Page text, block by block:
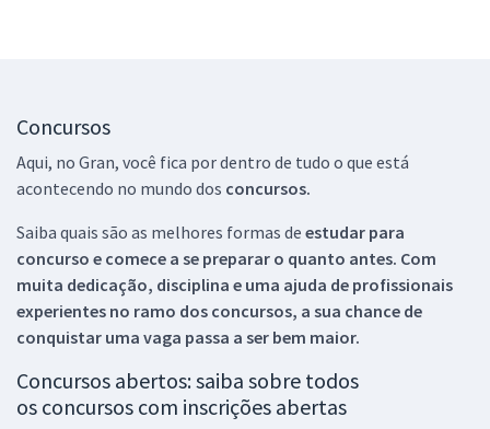
Concursos
Aqui, no Gran, você fica por dentro de tudo o que está
acontecendo no mundo dos concursos.
Saiba quais são as melhores formas de estudar para
concurso e comece a se preparar o quanto antes. Com
muita dedicação, disciplina e uma ajuda de profissionais
experientes no ramo dos concursos, a sua chance de
conquistar uma vaga passa a ser bem maior.
Concursos abertos: saiba sobre todos
os concursos com inscrições abertas